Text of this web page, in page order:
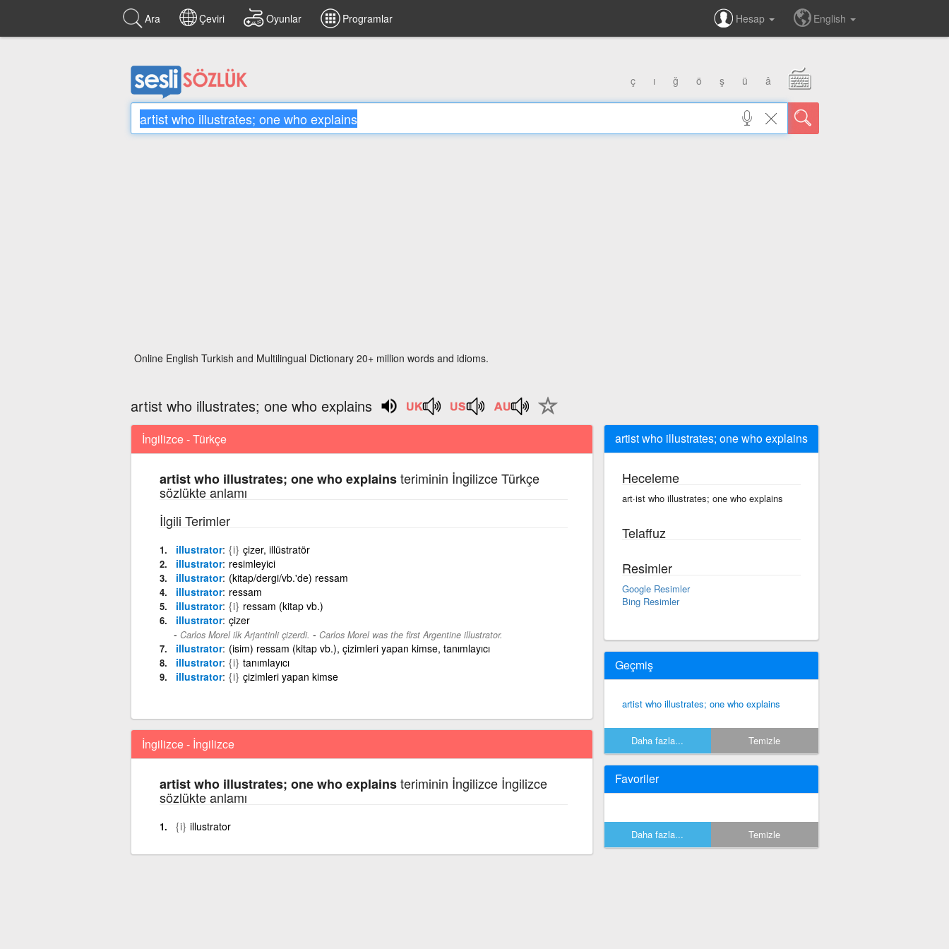
Ara Çeviri Oyunlar Programlar Hesap English
ç ı ğ ö ş ü â
Online English Turkish and Multilingual Dictionary 20+ million words and idioms.
artist who illustrates; one who explains
İngilizce - Türkçe
artist who illustrates; one who explainsteriminin İngilizce Türkçe
sözlükte anlamı
İlgili Terimler
illustrator {i} çizer, illüstratör
illustrator resimleyici
illustrator (kitap/dergi/vb.'de) ressam
illustrator ressam
illustrator {i} ressam (kitap vb.)
illustrator çizer
Carlos Morel ilk Arjantinli çizerdi. - Carlos Morel was the first Argentine illustrator.
illustrator (isim) ressam (kitap vb.), çizimleri yapan kimse, tanımlayıcı
illustrator {i} tanımlayıcı
illustrator {i} çizimleri yapan kimse
İngilizce - İngilizce
artist who illustrates; one who explainsteriminin İngilizce İngilizce
sözlükte anlamı
{i} illustrator
artist who illustrates; one who explains
Heceleme
art·ist who illustrates; one who explains
Telaffuz
Resimler
Google Resimler
Bing Resimler
Geçmiş
artist who illustrates; one who explains
Daha fazla... Temizle
Favoriler
Daha fazla... Temizle